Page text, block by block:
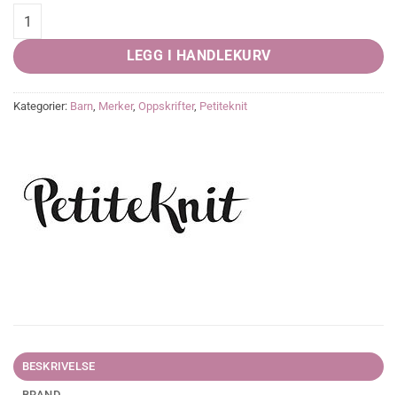
Ankers Jakke quantity
LEGG I HANDLEKURV
Kategorier: Barn, Merker, Oppskrifter, Petiteknit
BESKRIVELSE